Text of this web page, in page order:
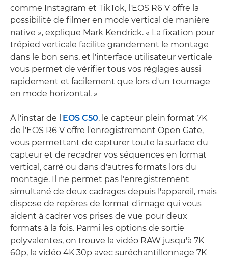
comme Instagram et TikTok, l'EOS R6 V offre la
possibilité de filmer en mode vertical de manière
native », explique Mark Kendrick. « La fixation pour
trépied verticale facilite grandement le montage
dans le bon sens, et l'interface utilisateur verticale
vous permet de vérifier tous vos réglages aussi
rapidement et facilement que lors d'un tournage
en mode horizontal. »
À l'instar de l' EOS C50, le capteur plein format 7K
de l'EOS R6 V offre l'enregistrement Open Gate,
vous permettant de capturer toute la surface du
capteur et de recadrer vos séquences en format
vertical, carré ou dans d'autres formats lors du
montage. Il ne permet pas l'enregistrement
simultané de deux cadrages depuis l'appareil, mais
dispose de repères de format d'image qui vous
aident à cadrer vos prises de vue pour deux
formats à la fois. Parmi les options de sortie
polyvalentes, on trouve la vidéo RAW jusqu'à 7K
60p, la vidéo 4K 30p avec suréchantillonnage 7K